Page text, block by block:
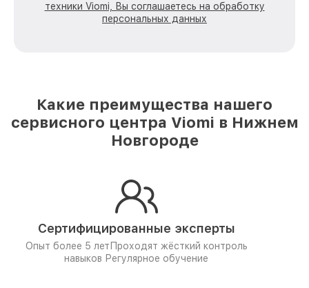
техники Viomi, Вы соглашаетесь на обработку
персональных данных
Какие преимущества нашего
сервисного центра Viomi в Нижнем
Новгороде
Сертифицированные эксперты
Опыт более 5 лет Проходят жёсткий контроль
навыков Регулярное обучение